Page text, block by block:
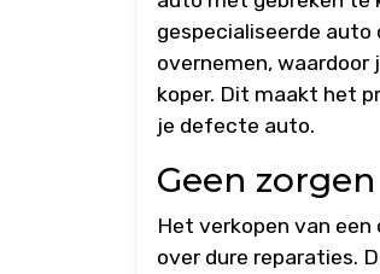
gespecialiseerde auto
overnemen,
koper. Dit maakt het
je defecte auto.
Geen
Het verkopen van
over dure reparaties.